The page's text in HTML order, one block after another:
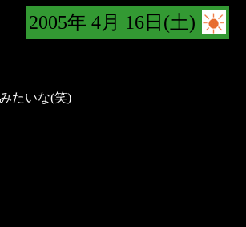
2005年 4月 16日(土)
たいな(笑)